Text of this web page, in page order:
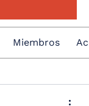
Miembros